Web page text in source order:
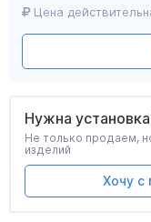
Цена
Нужна
Не только продаем,
изделий
Хочу с